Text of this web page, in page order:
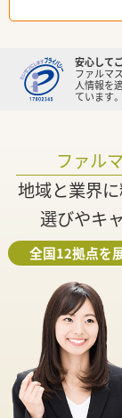
安心して
ファルマ
人情報を
ています。
ファル
地域と業界
選びやキ
全国12拠点を